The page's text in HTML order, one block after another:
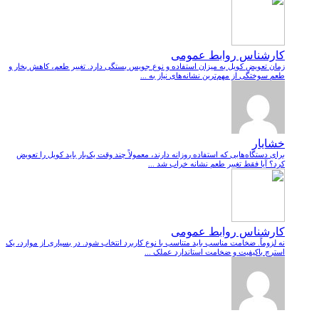
کارشناس روابط عمومی
زمان تعویض کویل به میزان استفاده و نوع جویس بستگی دارد. تغییر طعم، کاهش بخار و
طعم سوختگی از مهم‌ترین نشانه‌های نیاز به ...
خشایار
برای دستگاه‌هایی که استفاده روزانه دارند، معمولاً چند وقت یک‌بار باید کویل را تعویض
کرد؟ آیا فقط تغییر طعم نشانه خراب شد ...
کارشناس روابط عمومی
نه لزوماً. ضخامت مناسب باید متناسب با نوع کاربرد انتخاب شود. در بسیاری از موارد، یک
استرچ باکیفیت و ضخامت استاندارد عملک ...